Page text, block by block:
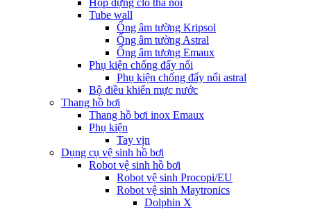
Hộp đựng clo thả nổi
Tube wall
Ống âm tường Kripsol
Ống âm tường Astral
Ống âm tương Emaux
Phụ kiện chống đẩy nổi
Phụ kiện chống đẩy nổi astral
Bộ điều khiển mực nước
Thang hồ bơi
Thang hồ bơi inox Emaux
Phụ kiện
Tay vịn
Dụng cụ vệ sinh hồ bơi
Robot vệ sinh hồ bơi
Robot vệ sinh Procopi/EU
Robot vệ sinh Maytronics
Dolphin X